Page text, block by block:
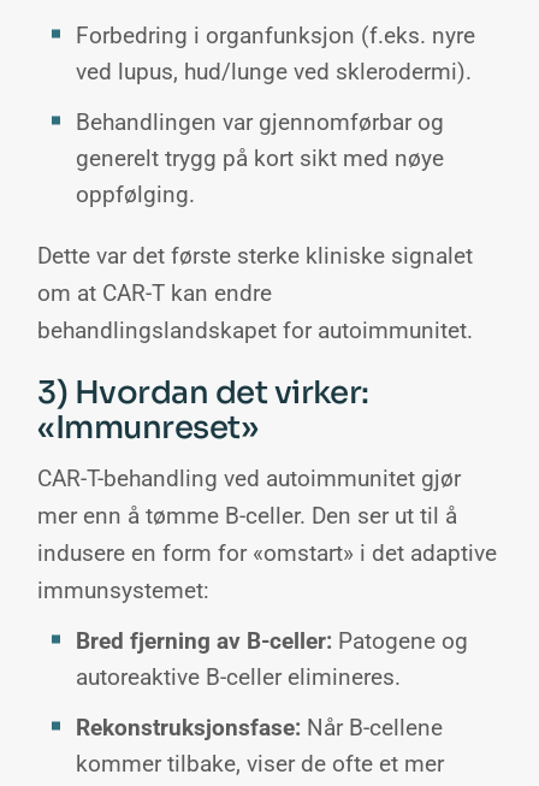
Forbedring i organfunksjon (f.eks. nyre
ved lupus, hud/lunge ved sklerodermi).
Behandlingen var gjennomførbar og
generelt trygg på kort sikt med nøye
oppfølging.
Dette var det første sterke kliniske signalet
om at CAR-T kan endre
behandlingslandskapet for autoimmunitet.
3) Hvordan det virker:
«Immunreset»
CAR-T-behandling ved autoimmunitet gjør
mer enn å tømme B-celler. Den ser ut til å
indusere en form for «omstart» i det adaptive
immunsystemet:
Bred fjerning av B-celler: Patogene og
autoreaktive B-celler elimineres.
Rekonstruksjonsfase: Når B-cellene
kommer tilbake, viser de ofte et mer